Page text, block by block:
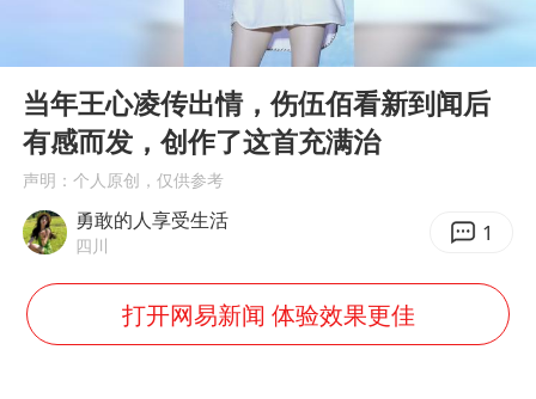
“不怕六爷挂得多 就怕六爷挂一颗”
杭州全市有序停课
直击东北超：哈尔滨vs通辽
香港宏福苑火灾或由烟头引起
几元成本的AI广告导致千万市值蒸发
浙江台州《告全体市民书》
Play
00:33
当年王心凌传出情，伤伍佰看新到闻后
有感而发，创作了这首充满治
声明：个人原创，仅供参考
勇敢的人享受生活
四川 1
打开网易新闻 体验效果更佳